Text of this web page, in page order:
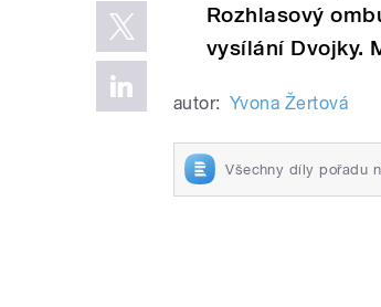
Rozhlasový
vysílání Dvojky.
autor: Yvona Žertová
Všechny díly pořadu